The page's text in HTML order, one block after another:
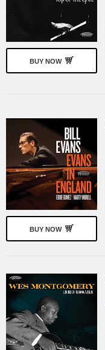
BUY NOW
BUY NOW